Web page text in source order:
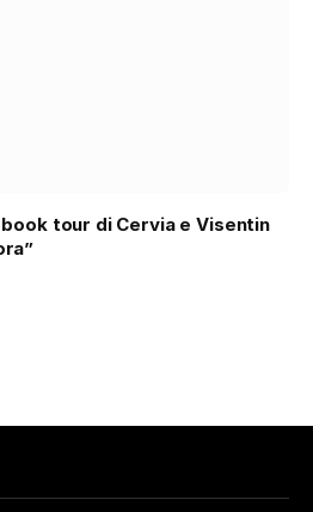
tour di Cervia e Visentin